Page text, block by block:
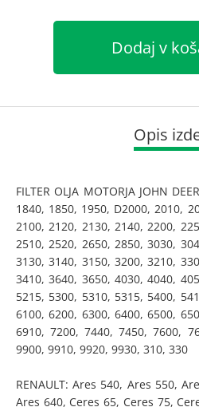
Dodaj v
Opis
FILTER OLJA MOTORJA JOHN
1840, 1850, 1950, D2000, 2010,
2100, 2120, 2130, 2140, 2200,
2510, 2520, 2650, 2850, 3030,
3130, 3140, 3150, 3200, 3210,
3410, 3640, 3650, 4030, 4040,
5215, 5300, 5310, 5315, 5400,
6100, 6200, 6300, 6400, 6500,
6910, 7200, 7440, 7450, 7600,
9900, 9910, 9920, 9930, 310, 330
RENAULT: Ares 540, Ares 550,
Ares 640, Ceres 65, Ceres 75,